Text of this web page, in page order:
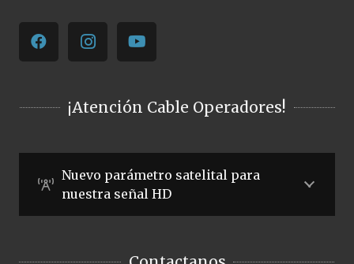
¡Atención Cable Operadores!
Nuevo parámetro satelital para
nuestra señal HD